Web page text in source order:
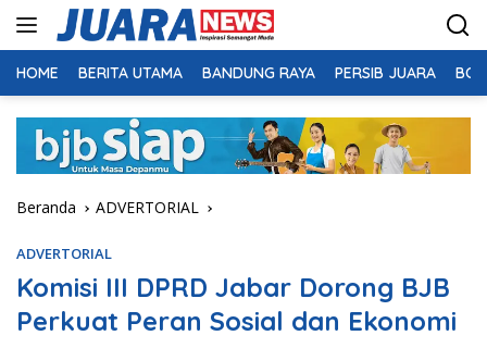
HOME BERITA UTAMA BANDUNG RAYA PERSIB JUARA
Beranda ADVERTORIAL
ADVERTORIAL
Komisi III DPRD Jabar Dorong BJB
Perkuat Peran Sosial dan Ekonomi